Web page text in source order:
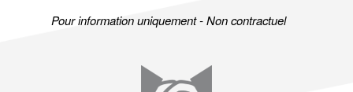
Pour information uniquement - Non contractuel